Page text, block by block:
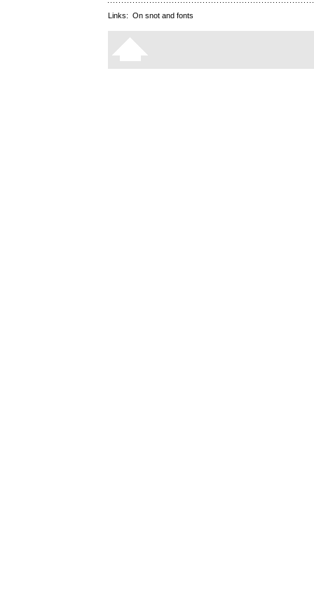
Links: On snot and fonts